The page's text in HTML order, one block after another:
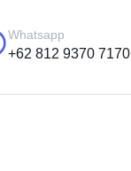
Whatsapp
+62 812 9370 7170